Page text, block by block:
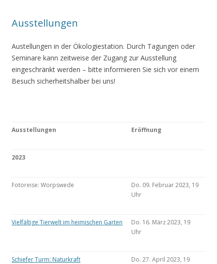
Ausstellungen
Austellungen in der Ökologiestation. Durch Tagungen oder
Seminare kann zeitweise der Zugang zur Ausstellung
eingeschränkt werden – bitte informieren Sie sich vor einem
Besuch sicherheitshalber bei uns!
Ausstellungen Eröffnung
2023
Fotoreise: Worpswede
Do. 09. Februar 2023, 19
Uhr
Vielfältige Tierwelt im heimischen Garten
Do. 16. März 2023, 19
Uhr
Schiefer Turm: Naturkraft
Do. 27. April 2023, 19